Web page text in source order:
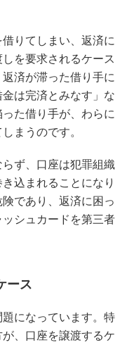
りてしまい、返済に
を要求されるケース
済が滞った借り手に
は完済とみなす」な
た借り手が、わらに
まうのです。
ず、口座は犯罪組織
込まれることになり
であり、返済に困っ
シュカードを第三者
ース
になっています。特
、口座を譲渡するケ